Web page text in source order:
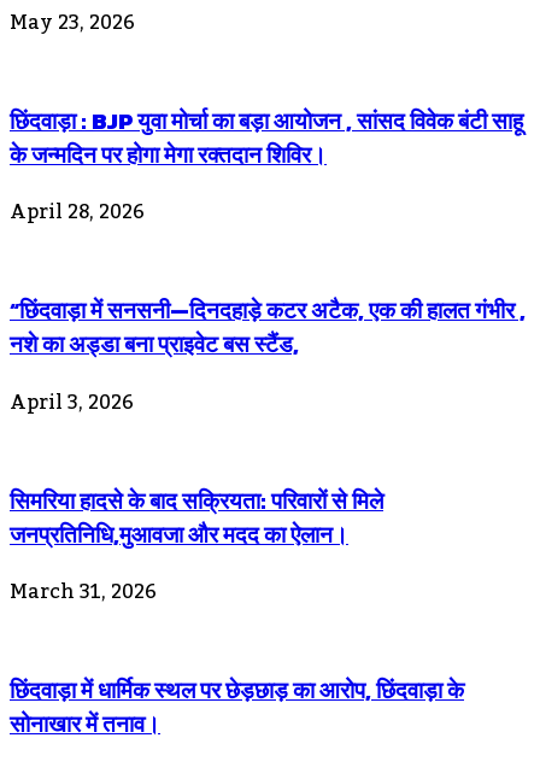
May 23, 2026
छिंदवाड़ा : BJP युवा मोर्चा का बड़ा आयोजन , सांसद विवेक बंटी साहू
के जन्मदिन पर होगा मेगा रक्तदान शिविर।
April 28, 2026
“छिंदवाड़ा में सनसनी—दिनदहाड़े कटर अटैक, एक की हालत गंभीर ,
नशे का अड्डा बना प्राइवेट बस स्टैंड,
April 3, 2026
सिमरिया हादसे के बाद सक्रियता: परिवारों से मिले
जनप्रतिनिधि,मुआवजा और मदद का ऐलान।
March 31, 2026
छिंदवाड़ा में धार्मिक स्थल पर छेड़छाड़ का आरोप, छिंदवाड़ा के
सोनाखार में तनाव।